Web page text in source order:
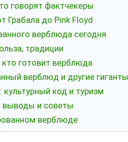
говорят фактчекеры
Грабала до Pink Floyd
верблюда сегодня
традиции
готовит верблюда
верблюд и другие гиганты
код и туризм
выводы и советы
верблюде